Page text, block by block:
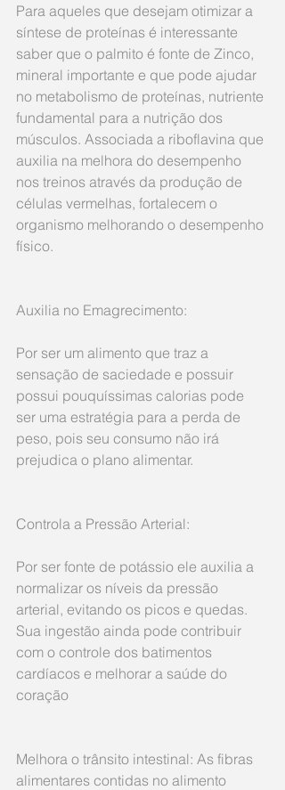
Para aqueles que desejam otimizar a
síntese de proteínas é interessante
saber que o palmito é fonte de Zinco,
mineral importante e que pode ajudar
no metabolismo de proteínas, nutriente
fundamental para a nutrição dos
músculos. Associada a riboflavina que
auxilia na melhora do desempenho
nos treinos através da produção de
células vermelhas, fortalecem o
organismo melhorando o desempenho
físico.
Auxilia no Emagrecimento:
Por ser um alimento que traz a
sensação de saciedade e possuir
possui pouquíssimas calorias pode
ser uma estratégia para a perda de
peso, pois seu consumo não irá
prejudica o plano alimentar.
Controla a Pressão Arterial:
Por ser fonte de potássio ele auxilia a
normalizar os níveis da pressão
arterial, evitando os picos e quedas.
Sua ingestão ainda pode contribuir
com o controle dos batimentos
cardíacos e melhorar a saúde do
coração
Melhora o trânsito intestinal: As fibras
alimentares contidas no alimento